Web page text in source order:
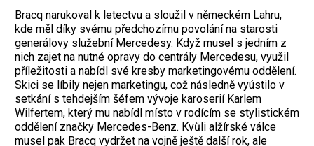
Bracq narukoval k letectvu a sloužil v německém Lahru,
kde měl díky svému předchozímu povolání na starosti
generálovy služební Mercedesy. Když musel s jedním z
nich zajet na nutné opravy do centrály Mercedesu, využil
příležitosti a nabídl své kresby marketingovému oddělení.
Skici se líbily nejen marketingu, což následně vyústilo v
setkání s tehdejším šéfem vývoje karoserií Karlem
Wilfertem, který mu nabídl místo v rodícím se stylistickém
oddělení značky Mercedes-Benz. Kvůli alžírské válce
musel pak Bracq vydržet na vojně ještě další rok, ale